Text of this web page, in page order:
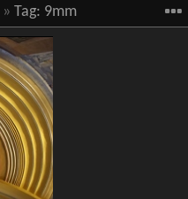
» Tag: 9mm